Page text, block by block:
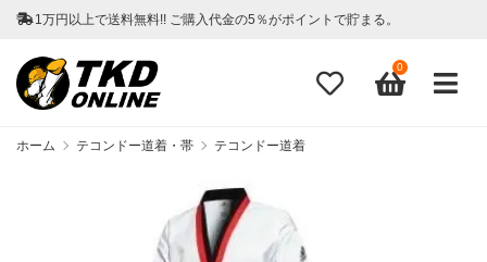
1万円以上で送料無料!! ご購入代金の5％がポイントで貯まる。
0
ホーム テコンドー道着・帯 テコンドー道着